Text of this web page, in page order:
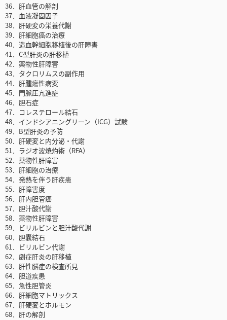
36．肝血管の解剖
37．血液凝固因子
38．肝硬変の栄養代謝
39．肝細胞癌の治療
40．造血幹細胞移植後の肝障害
41．C型肝炎の肝移植
42．薬物性肝障害
43．タクロリムスの副作用
44．肝腫瘍性病変
45．門脈圧亢進症
46．胆石症
47．コレステロール結石
48．インドシアニングリーン（ICG）試験
49．B型肝炎の予防
50．肝硬変と内分泌・代謝
51．ラジオ波焼灼術（RFA）
52．薬物性肝障害
53．肝細胞の治療
54．発熱を伴う肝疾患
55．肝障害度
56．肝内胆管癌
57．胆汁酸代謝
58．薬物性肝障害
59．ビリルビンと胆汁酸代謝
60．胆嚢結石
61．ビリルビン代謝
62．劇症肝炎の肝移植
63．肝性脳症の検査所見
64．胆道疾患
65．急性胆管炎
66．肝細胞マトリックス
67．肝硬変とホルモン
68．肝の解剖